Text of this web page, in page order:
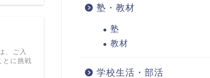
、ご入
とに挑戦
塾・教材
塾
教材
学校生活・部活